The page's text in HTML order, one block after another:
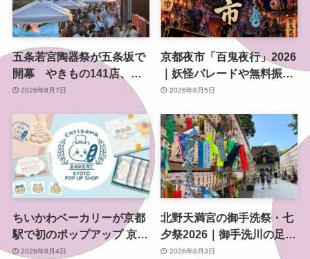
五条若宮陶器祭が五条坂で
開幕 やきもの141店、会
場は五条通の南側にも拡大
2026年8月7日
京都夜市「百鬼夜行」2026
｜妖怪パレードや無料振る
舞いを東本願寺前で開催
2026年8月5日
ちいかわベーカリーが京都
駅で初のポップアップ 京都
限定「ふわふわおたべキャ
2026年8月4日
北野天満宮の御手洗祭・七
夕祭2026｜御手洗川の足つ
け燈明神事で涼む夏の夜
2026年8月3日